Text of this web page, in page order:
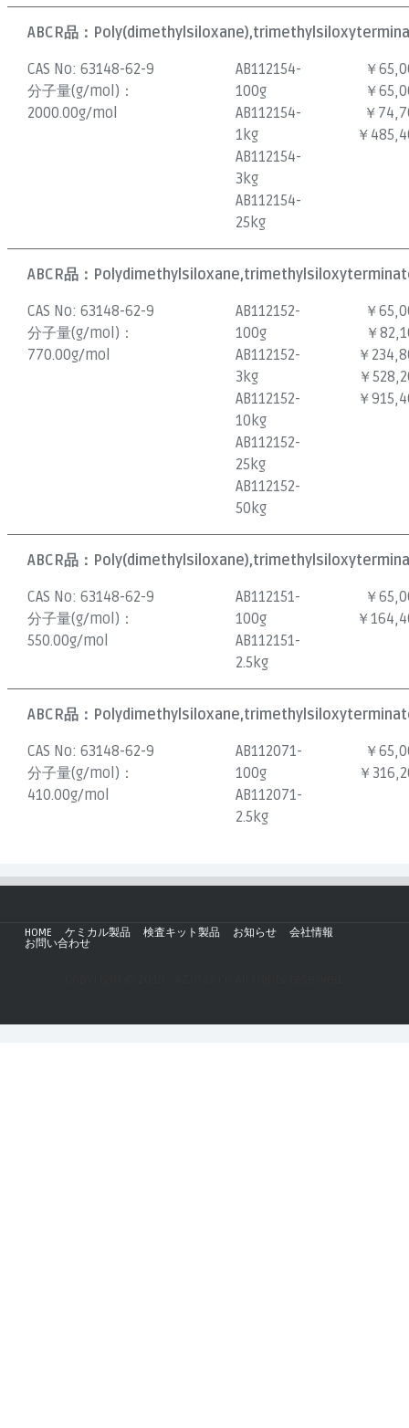
ABCR品：
CAS No:63148-62-9
分子量(g/mol)：
2000.00g/mol
AB112154-
100g
AB112154-
1kg
AB112154-
3kg
AB112154-
25kg
￥
￥
￥
￥
ABCR品：
CAS No:63148-62-9
分子量(g/mol)：
770.00g/mol
AB112152-
100g
AB112152-
3kg
AB112152-
10kg
AB112152-
25kg
AB112152-
50kg
￥
￥
￥
￥
￥
ABCR品：
CAS No:63148-62-9
分子量(g/mol)：
550.00g/mol
AB112151-
100g
AB112151-
2.5kg
￥
￥
ABCR品：
CAS No:63148-62-9
分子量(g/mol)：
410.00g/mol
AB112071-
100g
AB112071-
2.5kg
￥
￥
HOME ケミカル製品 検査キット製品 お知らせ
会社情報
お問い合わせ